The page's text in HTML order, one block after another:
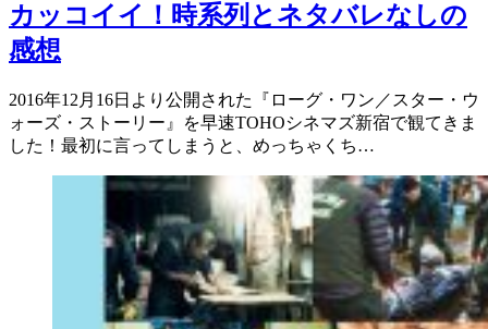
カッコイイ！時系列とネタバレなしの
感想
2016年12月16日より公開された『ローグ・ワン／スター・ウ
ォーズ・ストーリー』を早速TOHOシネマズ新宿で観てきま
した！最初に言ってしまうと、めっちゃくち…